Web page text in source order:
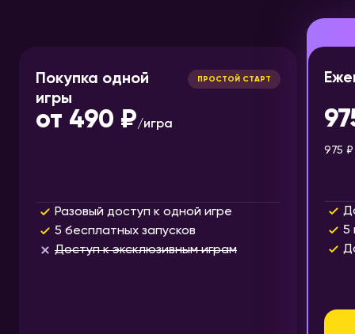
Покупка одной
игры
ПРОСТОЙ СТАРТ
от 490 ₽/игра
Разовый доступ к одной игре
5 бесплатных запусков
Доступ к эксклюзивным играм
975 ₽
5